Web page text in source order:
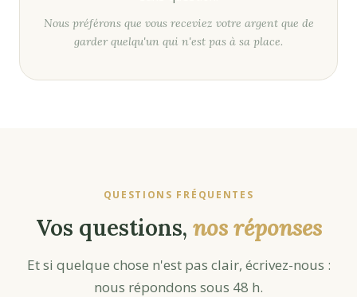
Nous préférons que vous receviez votre argent que de
garder quelqu'un qui n'est pas à sa place.
QUESTIONS FRÉQUENTES
Vos questions, nos réponses
Et si quelque chose n'est pas clair, écrivez-nous :
nous répondons sous 48 h.